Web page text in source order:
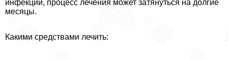
инфекции, процесс лечения может затянуться на долгие
месяцы.
Какими средствами лечить: